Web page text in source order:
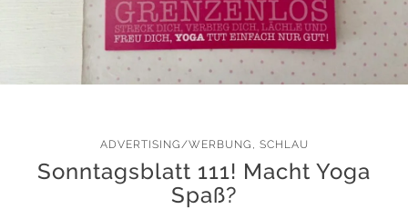
ADVERTISING/WERBUNG , SCHLAU
Sonntagsblatt 111! Macht Yoga
Spaß?